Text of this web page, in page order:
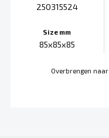
250315524
Size mm
85x85x85
Overbrengen naar